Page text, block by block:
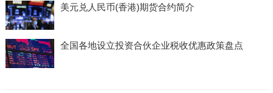
美元兑人民币(香港)期货合约简介
全国各地设立投资合伙企业税收优惠政策盘点